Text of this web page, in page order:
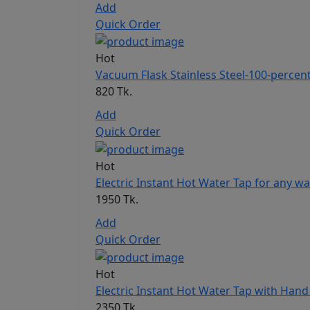
Add
Quick Order
Hot
Vacuum Flask Stainless Steel-100-
820 Tk.
Add
Quick Order
Hot
Electric Instant Hot Water Tap for any
1950 Tk.
Add
Quick Order
Hot
Electric Instant Hot Water Tap with